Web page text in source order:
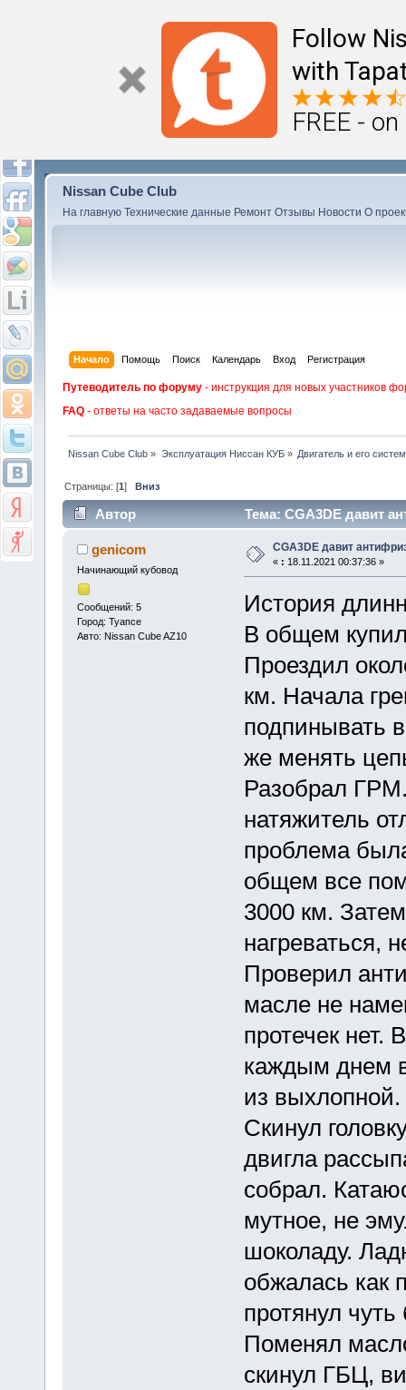
Follow
with
FREE -
Nissan Cube Club
На главную Технические данные Ремонт Отзывы Новости О
Начало Помощь Поиск Календарь Вход Регистрация
Путеводитель по форуму - инструкция для новых участников
FAQ - ответы на часто задаваемые вопросы
Nissan Cube Club » Эксплуатация Ниссан КУБ» Двигатель и его
Страницы: [1]Вниз
Автор Тема: CGA3DE давит
genicom
Начинающий кубовод
Сообщений: 5
Город: Туапсе
Авто: Nissan Cube AZ10
CGA3DE давит
« : 18.11.2021 00:37:36 »
История
В общем купил
Проездил
км. Начала
подпинывать
же менять
Разобрал
натяжитель
проблема
общем все
3000 км.
нагреваться,
Проверил
масле не
протечек нет.
каждым днем
из
Скинул
двигла
собрал.
мутное, не
шоколаду.
обжалась как
протянул
Поменял
скинул ГБЦ,